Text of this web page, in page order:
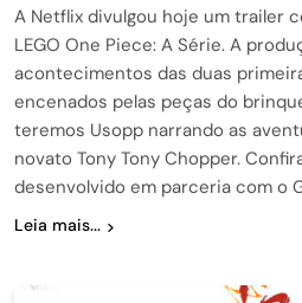
A Netflix divulgou hoje um trailer
LEGO One Piece: A Série. A
acontecimentos das duas
encenados pelas peças do
teremos Usopp narrando as
novato Tony Tony Chopper.
desenvolvido em parceria com o
Leia mais...